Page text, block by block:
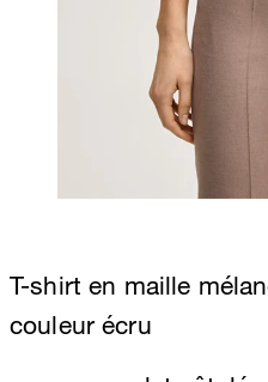
T-shirt en maille
couleur écru